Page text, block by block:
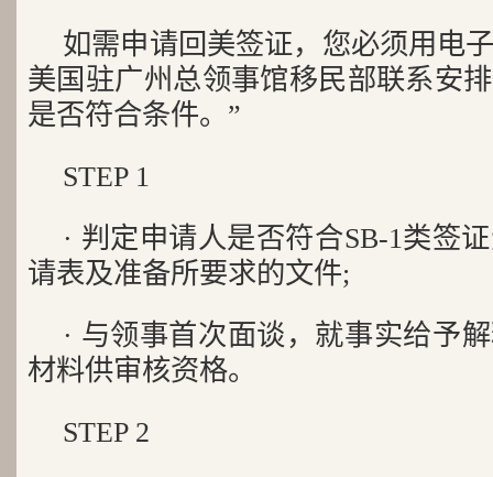
如需申请回美签证，您必须用电
美国驻广州总领事馆移民部联系安
是否符合条件。”
STEP 1
· 判定申请人是否符合SB-1类签
请表及准备所要求的文件;
· 与领事首次面谈，就事实给予
材料供审核资格。
STEP 2